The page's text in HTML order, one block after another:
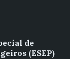
de
(ESEP)